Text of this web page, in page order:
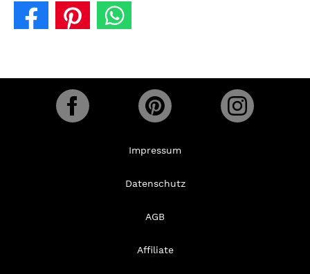
Impressum
Datenschutz
AGB
Affiliate